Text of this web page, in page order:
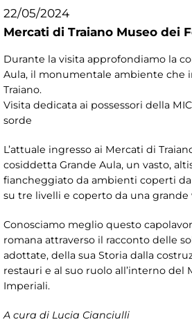
22/05/2024
Mercati di Traiano Museo dei
Durante la visita approfondiamo la
Aula, il monumentale ambiente che
Traiano.
Visita dedicata ai possessori della
sorde
L’attuale ingresso ai Mercati di
cosiddetta Grande Aula, un vasto,
fiancheggiato da ambienti coperti
su tre livelli e coperto da una grande
Conosciamo meglio questo
romana attraverso il racconto delle
adottate, della sua Storia dalla
restauri e al suo ruolo all’interno del
Imperiali.
A cura di Lucia Cianciulli